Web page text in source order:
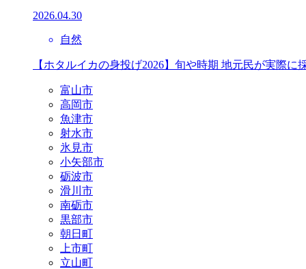
2026.04.30
自然
【ホタルイカの身投げ2026】旬や時期 地元民が実際に
富山市
高岡市
魚津市
射水市
氷見市
小矢部市
砺波市
滑川市
南砺市
黒部市
朝日町
上市町
立山町